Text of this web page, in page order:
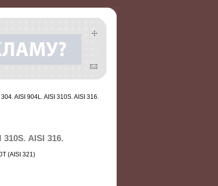
AISI 904L. AISI 310S. AISI 316.
AISI 316.
(AISI 321)